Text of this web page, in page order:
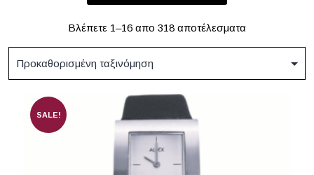
Βλέπετε 1–16 απο 318 αποτέλεσματα
SALE!